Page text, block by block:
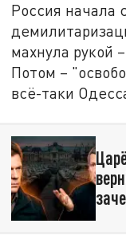
Россия начала
махнула рукой
Потом –
всё-таки